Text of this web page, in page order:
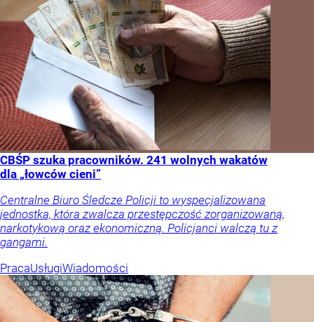
CBŚP szuka pracowników. 241 wolnych wakatów
dla „łowców cieni”
Centralne Biuro Śledcze Policji to wyspecjalizowana
jednostka, która zwalcza przestępczość zorganizowaną,
narkotykową oraz ekonomiczną. Policjanci walczą tu z
gangami.
PracaUsługiWiadomości